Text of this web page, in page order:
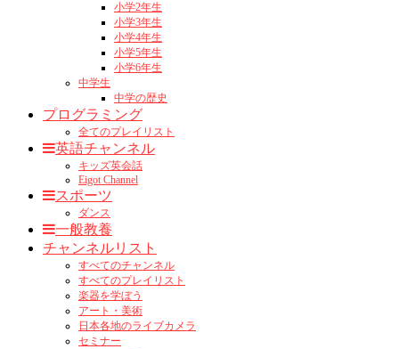
小学2年生
小学3年生
小学4年生
小学5年生
小学6年生
中学生
中学の歴史
プログラミング
全てのプレイリスト
英語チャンネル
キッズ英会話
Eigot Channel
スポーツ
ダンス
一般教養
チャンネルリスト
すべてのチャンネル
すべてのプレイリスト
楽器を学ぼう
アート・美術
日本各地のライブカメラ
セミナー